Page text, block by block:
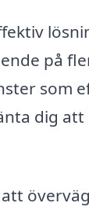
på
som
dig att